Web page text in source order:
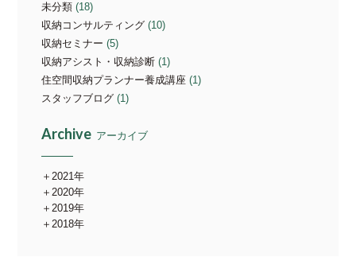
未分類 (18)
収納コンサルティング (10)
収納セミナー (5)
収納アシスト・収納診断 (1)
住空間収納プランナー養成講座 (1)
スタッフブログ (1)
Archive アーカイブ
2021年
2020年
2019年
2018年